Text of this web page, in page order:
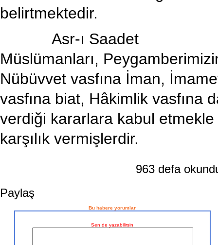
belirtmektedir.
Asr-ı Saadet
Müslümanları,
Nübüvvet vasfına İman,
vasfına biat, Hâkimlik vasfına
verdiği kararlara kabul etmekle
karşılık vermişlerdir.
963 defa
Paylaş
Bu habere yorumlar